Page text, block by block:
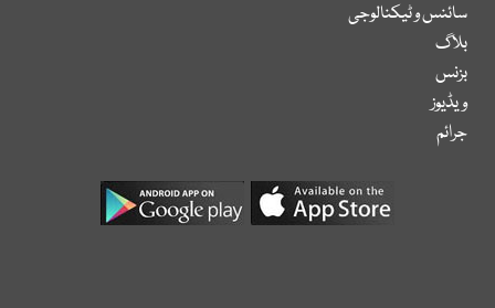
سائنس و ٹیکنالوجی
بلاگ
بزنس
ویڈیوز
جرائم